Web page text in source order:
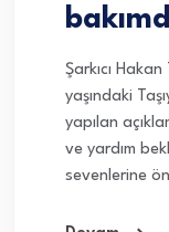
Şarkıcı
yaşındaki
yapılan
ve yardım
sevenlerine